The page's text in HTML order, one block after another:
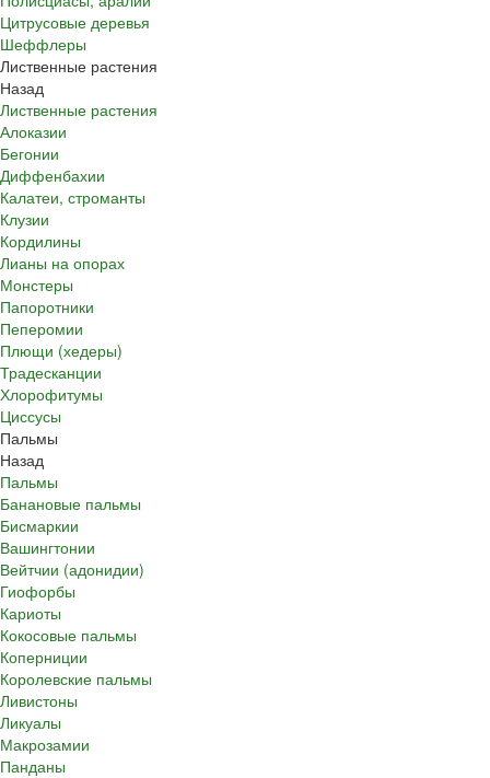
Цитрусовые деревья
Шеффлеры
Лиственные растения
Назад
Лиственные растения
Алоказии
Бегонии
Диффенбахии
Калатеи, строманты
Клузии
Кордилины
Лианы на опорах
Монстеры
Папоротники
Пеперомии
Плющи (хедеры)
Традесканции
Хлорофитумы
Циссусы
Пальмы
Назад
Пальмы
Банановые пальмы
Бисмаркии
Вашингтонии
Вейтчии (адонидии)
Гиофорбы
Кариоты
Кокосовые пальмы
Коперниции
Королевские пальмы
Ливистоны
Ликуалы
Макрозамии
Панданы